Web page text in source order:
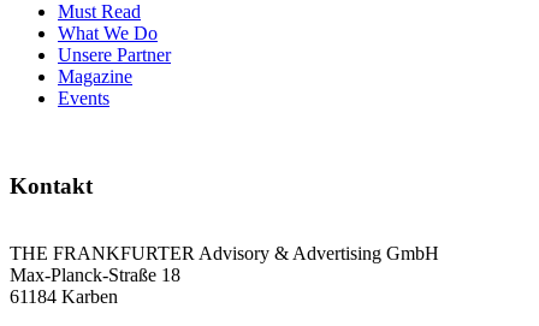
Must Read
What We Do
Unsere Partner
Magazine
Events
Kontakt
THE FRANKFURTER Advisory & Advertising GmbH
Max-Planck-Straße 18
61184 Karben